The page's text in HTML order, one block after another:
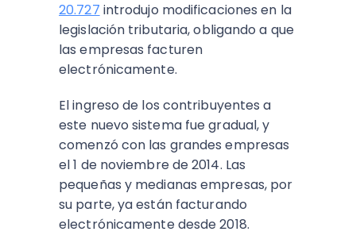
20.727 introdujo modificaciones en la
legislación tributaria,obligando a que
las empresas facturen
electrónicamente.
El ingreso de los contribuyentes a
este nuevo sistema fue gradual, y
comenzó con las grandes empresas
el 1 de noviembre de 2014. Las
pequeñas y medianas empresas, por
su parte, ya están facturando
electrónicamente desde 2018.